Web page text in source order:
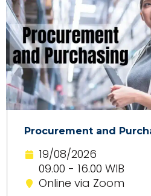
Procurement and
19/08/2026
09.00 - 16.00 WIB
Online via Zoom